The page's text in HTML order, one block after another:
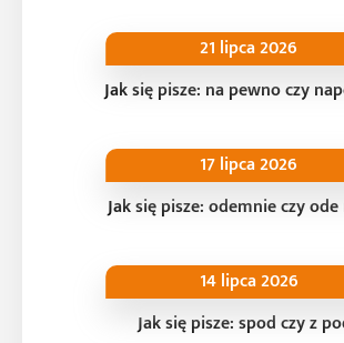
Jak się pisze: na pewno czy
21 lipca 2026
Jak się pisze: odemnie czy
17 lipca 2026
Jak się pisze: spod czy z
14 lipca 2026